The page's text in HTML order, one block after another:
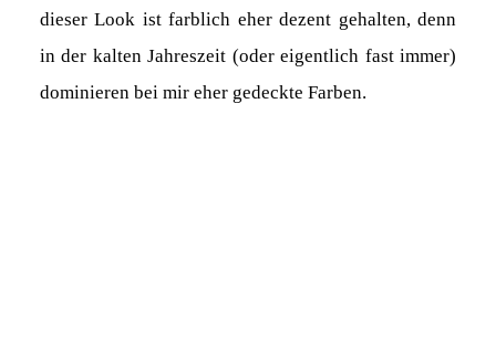
dieser Look ist farblich eher dezent gehalten, denn
in der kalten Jahreszeit (oder eigentlich fast immer)
dominieren bei mir eher gedeckte Farben.